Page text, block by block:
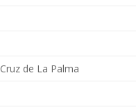
de La Palma